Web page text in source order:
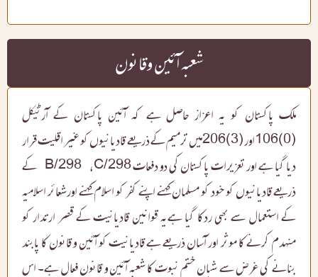
شعبہ آئین وقانون
ملک پاکستان کو یہ اعزاز حاصل ہے کہ آئین پاکستان کے آرٹیکل
(0)106اور (3)206میں ترمیم کے ذریعے قادیانیوں کو غیر اقلیت قرار
دیا گیا ہے اور تعزیرات پاکستان کی دو دفعات B/298 ،C/298 کے
ذریعے قادیانیوں کو خود کو مسلمان کہنے اپنے کفر کو اسلام کہنے اورشعائر اسلامیہ
کے استعمال سے بھی ردکا گیا ہےیہ قوانین قادیانیت کے قصر ارتدار کو
منہدم کرنے کا موثر اور آسان ذریعے ہے قادیانیت کو آئین و قانون کا پابند
بنانے کی غرض سے شبان ختم نبوت کا شعبہ آئین و قانون فعال ہے۔ اس